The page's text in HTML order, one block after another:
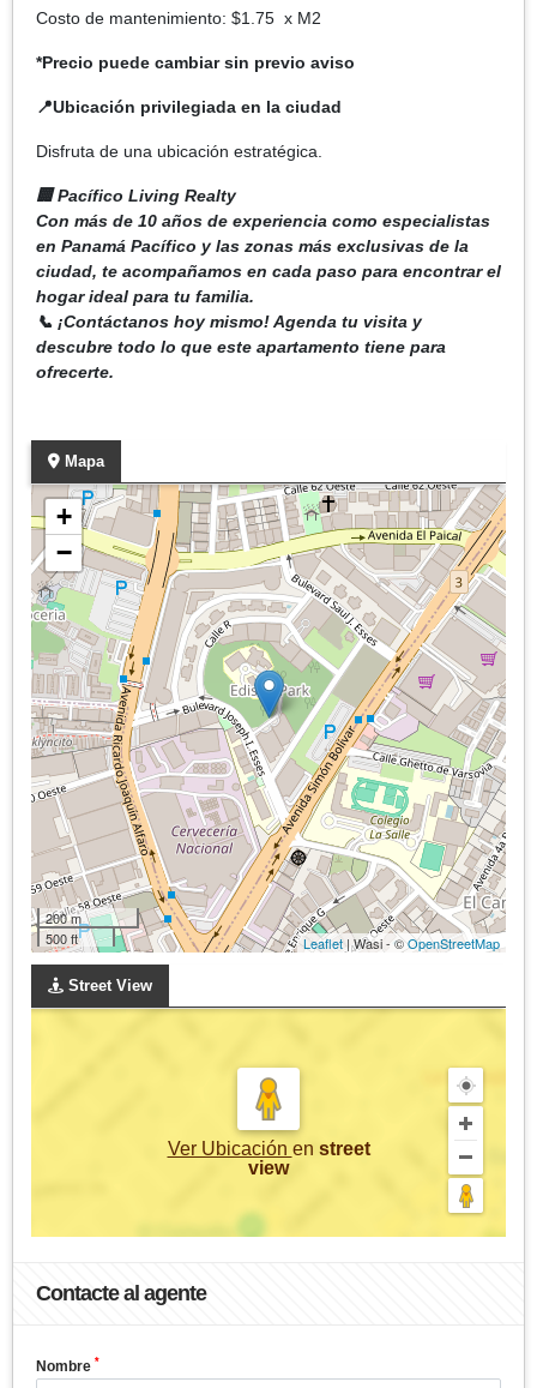
Costo de mantenimiento: $1.75 x M2
*Precio puede cambiar sin previo aviso
📍Ubicación privilegiada en la ciudad
Disfruta de una ubicación estratégica.
🏢 Pacífico Living Realty
Con más de 10 años de experiencia como especialistas
en Panamá Pacífico y las zonas más exclusivas de la
ciudad, te acompañamos en cada paso para encontrar el
hogar ideal para tu familia.
📞 ¡Contáctanos hoy mismo! Agenda tu visita y
descubre todo lo que este apartamento tiene para
ofrecerte.
Mapa
+
−
200 m
500 ft
Leaflet | Wasi - ©OpenStreetMap
Street View
Ver Ubicación en street
view
Contacte al agente
Nombre *